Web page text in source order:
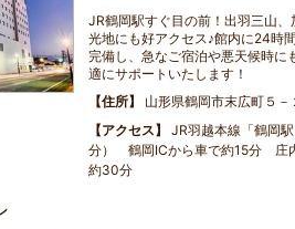
JR鶴岡駅すぐ目の前！出羽三山
光地にも好アクセス♪館内に24時
完備し、急なご宿泊や悪天候時に
適にサポートいたします！
住所
山形県鶴岡市末広町５－
アクセス
JR羽越本線「鶴岡
分） 鶴岡ICから車で約15分 庄
約30分